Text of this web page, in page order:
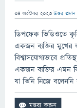
04 অক্টোবর 2023 উত্তর প্রদান
ডিপফেক ভিডিওতে
একজন ব্যক্তির মুখের
বিশ্বাসযোগ্যভাবে
একজন ব্যক্তির এমন
যা তিনি নিজে বলেননি